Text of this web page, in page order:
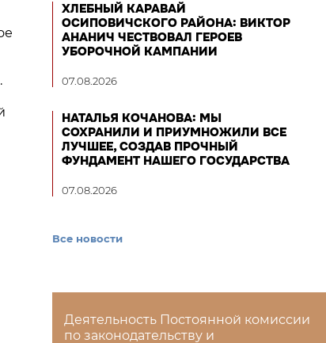
ХЛЕБНЫЙ КАРАВАЙ
ОСИПОВИЧСКОГО РАЙОНА: ВИКТОР
АНАНИЧ ЧЕСТВОВАЛ ГЕРОЕВ
УБОРОЧНОЙ КАМПАНИИ
07.08.2026
НАТАЛЬЯ КОЧАНОВА: МЫ
СОХРАНИЛИ И ПРИУМНОЖИЛИ ВСЕ
ЛУЧШЕЕ, СОЗДАВ ПРОЧНЫЙ
ФУНДАМЕНТ НАШЕГО ГОСУДАРСТВА
07.08.2026
Все новости
Деятельность Постоянной комиссии
по законодательству и